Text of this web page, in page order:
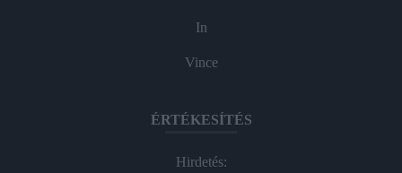
In
Vince
ÉRTÉKESÍTÉS
Hirdetés: